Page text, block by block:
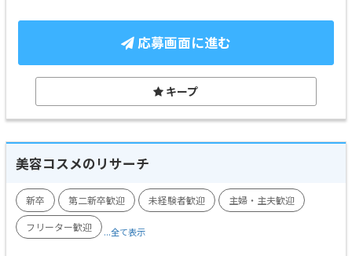
応募画面に進む
キープ
美容コスメのリサーチ
新卒 第二新卒歓迎 未経験者歓迎
主婦・主夫歓迎
フリーター歓迎
...全て表示